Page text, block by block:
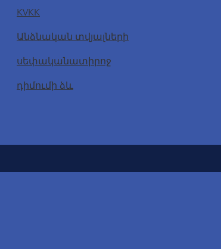
KVKK
Անձնական տվյալների
սեփականատիրոջ
դիմումի ձև